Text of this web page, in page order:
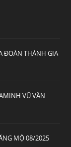
ĐOÀN THÁNH GIA
VŨ VĂN
MỘ 08/2025